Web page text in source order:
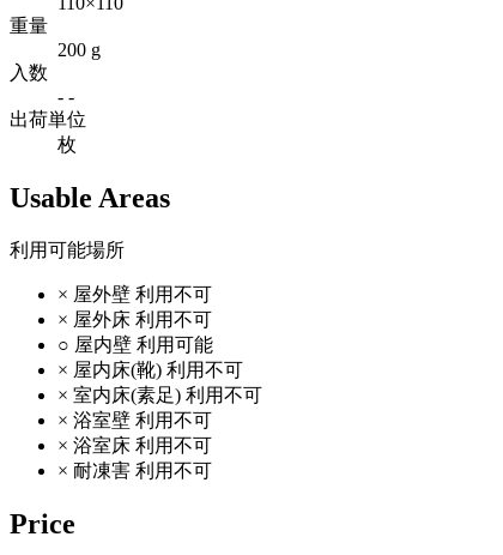
重量
200 g
入数
- -
出荷単位
枚
Usable Areas
利用可能場所
× 屋外壁 利用不可
× 屋外床 利用不可
○ 屋内壁 利用可能
× 屋内床(靴) 利用不可
× 室内床(素足) 利用不可
× 浴室壁 利用不可
× 浴室床 利用不可
× 耐凍害 利用不可
Price